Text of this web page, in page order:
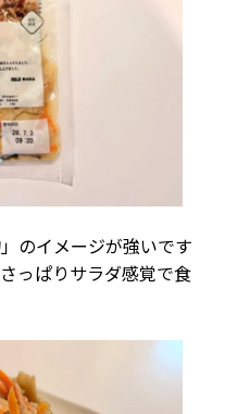
のイメージが強いです
っぱりサラダ感覚で食